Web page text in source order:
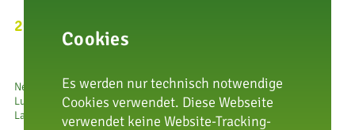
2021
Neue
Luchsanlage am
Lauterberg
Cookies
Es werden nur technisch notwendige
Cookies verwendet. Diese Webseite
verwendet keine Website-Tracking-